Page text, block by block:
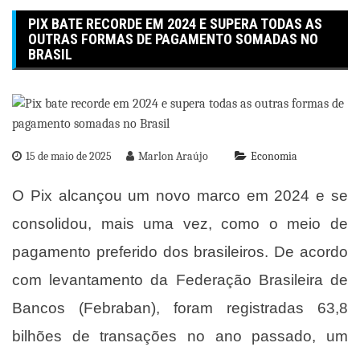
PIX BATE RECORDE EM 2024 E SUPERA TODAS AS
OUTRAS FORMAS DE PAGAMENTO SOMADAS NO
BRASIL
15 de maio de 2025 Marlon Araújo Economia
O Pix alcançou um novo marco em 2024 e se
consolidou, mais uma vez, como o meio de
pagamento preferido dos brasileiros. De acordo
com levantamento da Federação Brasileira de
Bancos (Febraban), foram registradas 63,8
bilhões de transações no ano passado, um